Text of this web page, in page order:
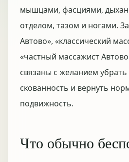
мышцами, фасциями,
отделом, тазом и ногами.
Автово», «классический
«частный массажист
связаны с желанием
скованность и вернуть
подвижность.
Что обычно